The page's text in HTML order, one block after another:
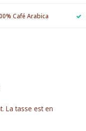
Café Arabica
La tasse est en